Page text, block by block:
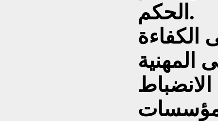
الحكم.
مؤسسات